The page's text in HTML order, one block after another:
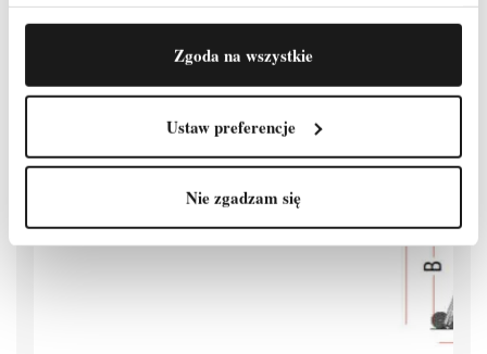
Zgoda na wszystkie
Ustaw preferencje
Nie zgadzam się